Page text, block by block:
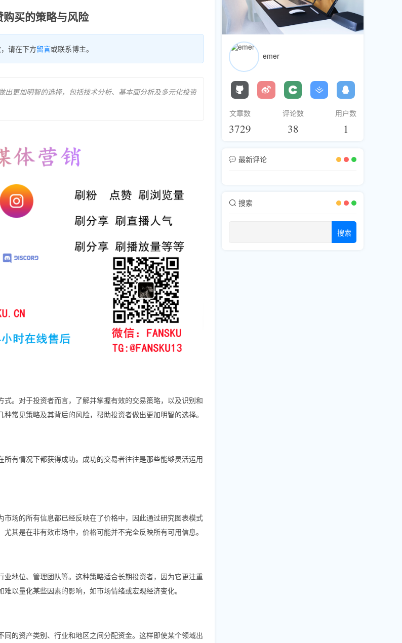
买的策略与风险
请在下方留言或联系博主。
更加明智的选择，包括技术分析、基本面分析及多元化投资
。对于投资者而言，了解并掌握有效的交易策略，以及识别和
常见策略及其背后的风险，帮助投资者做出更加明智的选择。
有情况下都获得成功。成功的交易者往往是那些能够灵活运用
场的所有信息都已经反映在了价格中，因此通过研究图表模式
其是在非有效市场中，价格可能并不完全反映所有可用信息。
地位、管理团队等。这种策略适合长期投资者，因为它更注重
以量化某些因素的影响，如市场情绪或宏观经济变化。
的资产类别、行业和地区之间分配资金。这样即使某个领域出
emer
文章数
3729
评论数
38
用户数
1
最新评论
搜索
搜索